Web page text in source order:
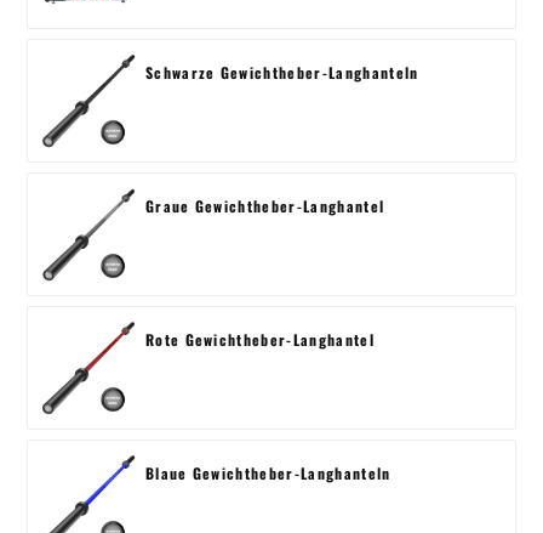
Schwarze Gewichtheber-Langhanteln
Graue Gewichtheber-Langhantel
Rote Gewichtheber-Langhantel
Blaue Gewichtheber-Langhanteln